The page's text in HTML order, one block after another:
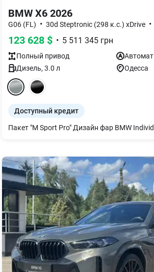
BMW X6 2026
G06 (FL) • 30d Steptronic (298 к.с.) xDrive •
123 628 $ • 5 511 345 грн
Полный привод
Автомат
Дизель, 3.0 л Одесса
Доступный кредит